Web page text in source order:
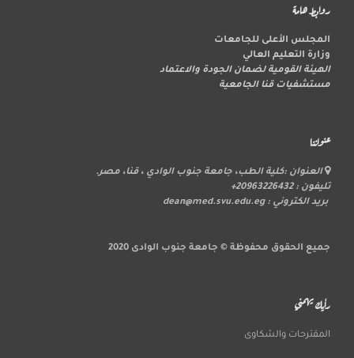
روابط هامة
المجلس الأعلى للجامعات
وزارة التعليم العالي
الهيئة القومية لضمان الجودة والاعتماد
مستشفيات قنا الجامعية
عنواننا
العنوان :كلية الطب، جامعة جنوب الوادي ، قنا، مصر.
تليفون : 20963226432+
بريد الكتروني : dean@med.svu.edu.eg
جميع الحقوق محفوظة © جامعة جنوب الوادى 2020
رأيك يهمني
المقترحات والشكاوى